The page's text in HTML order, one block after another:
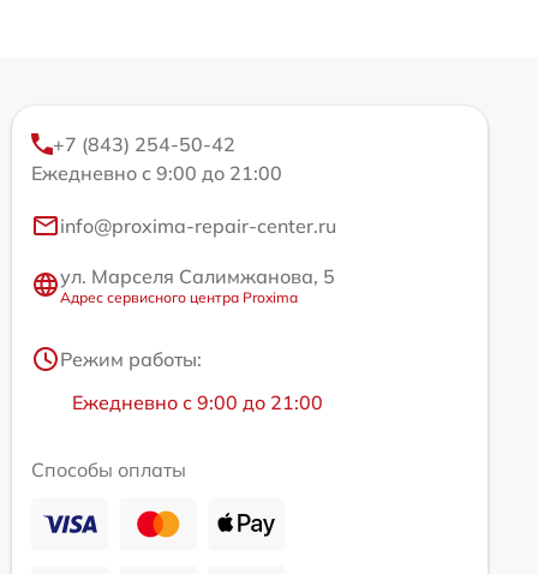
+7 (843) 254-50-42
Ежедневно с 9:00 до 21:00
info@proxima-repair-center.ru
ул. Марселя Салимжанова, 5
Адрес сервисного центра Proxima
Режим работы:
Ежедневно с 9:00 до 21:00
Способы оплаты